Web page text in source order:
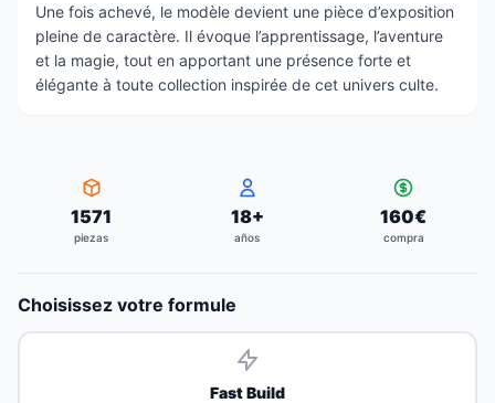
Une fois achevé, le modèle devient une pièce d’exposition
pleine de caractère. Il évoque l’apprentissage, l’aventure
et la magie, tout en apportant une présence forte et
élégante à toute collection inspirée de cet univers culte.
1571
piezas
18+
años
160€
compra
Choisissez votre formule
Fast Build